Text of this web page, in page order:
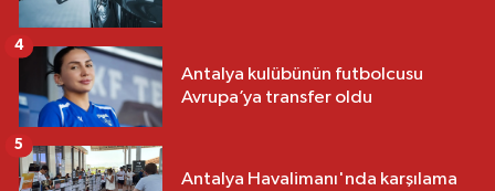
Antalya kulübünün futbolcusu
Avrupa’ya transfer oldu
4
Antalya Havalimanı'nda karşılama
5